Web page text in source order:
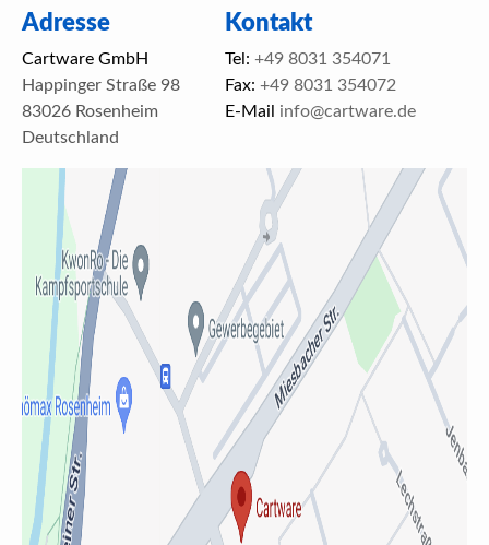
Adresse
Cartware GmbH
Happinger Straße 98
83026 Rosenheim
Deutschland
Kontakt
Tel: +49 8031 354071
Fax: +49 8031 354072
E-Mail
info@cartware.de